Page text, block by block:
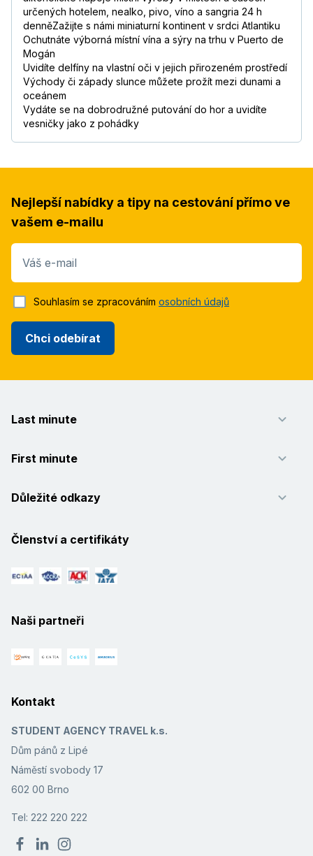
určených hotelem, nealko, pivo, víno a sangria 24 h
denněZažijte s námi miniaturní kontinent v srdci Atlantiku
Ochutnáte výborná místní vína a sýry na trhu v Puerto de
Mogán
Uvidíte delfíny na vlastní oči v jejich přirozeném prostředí
Východy či západy slunce můžete prožít mezi dunami a
oceánem
Vydáte se na dobrodružné putování do hor a uvidíte
vesničky jako z pohádky
Nejlepší nabídky a tipy na cestování přímo ve
vašem e-mailu
Váš e-mail
Chci odebírat
Souhlasím se zpracováním osobních údajů
Last minute
First minute
Důležité odkazy
Členství a certifikáty
Naši partneři
Kontakt
STUDENT AGENCY TRAVEL k.s.
Dům pánů z Lipé
Náměstí svobody 17
602 00 Brno
Tel: 222 220 222